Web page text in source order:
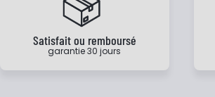
Satisfait ou remboursé
garantie 30 jours